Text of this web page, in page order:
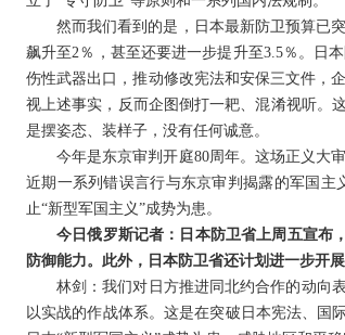
然而我们看到的是，日本最新防卫预算已
飙升至2％，甚至还要进一步提升至3.5％。日
伤性武器出口，推动修改宪法和安保三文件，
视上述事实，反而企图倒打一耙、混淆视听。
是摆姿态、装样子，没有任何诚意。
今年是东京审判开庭80周年。这场正义大
近期一系列错误言行与东京审判揭露的军国
止“新型军国主义”成势为患。
今日俄罗斯记者：日本防卫省上周五宣布
防御能力。此外，日本防卫省还计划进一步开
林剑：我们对日方推进同北约合作的动向
以实战的作战体系。这是在突破日本宪法、国